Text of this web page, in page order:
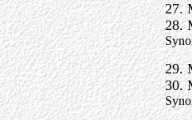
27.
28.
29.
30.